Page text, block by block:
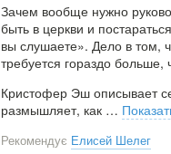
Зачем вообще нужно
быть в церкви и
вы слушаете». Дело в том,
требуется гораздо
Кристофер Эш описывает
размышляет, как …
Рекомендує Елисей Шелег